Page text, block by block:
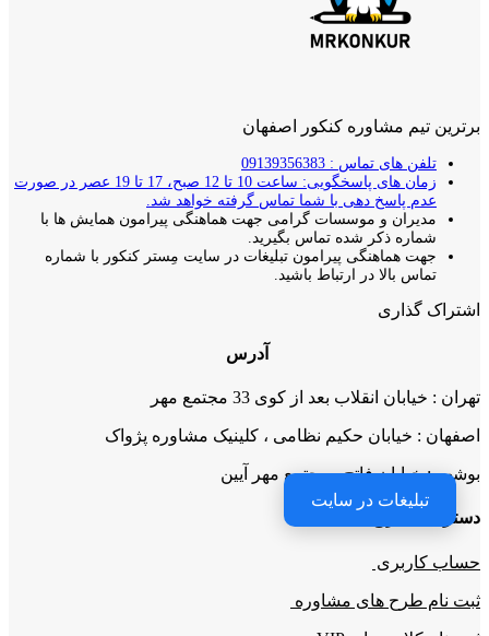
برترین تیم مشاوره کنکور اصفهان
تلفن های تماس : 09139356383
زمان های پاسخگویی: ساعت 10 تا 12 صبح، 17 تا 19 عصر در صورت
عدم پاسخ دهی با شما تماس گرفته خواهد شد.
مدیران و موسسات گرامی جهت هماهنگی پیرامون همایش ها با
شماره ذکر شده تماس بگیرید.
جهت هماهنگی پیرامون تبلیغات در سایت مِستر کنکور با شماره
تماس بالا در ارتباط باشید.
اشتراک گذاری
آدرس
تهران : خیابان انقلاب بعد از کوی 33 مجتمع مهر
اصفهان : خیابان حکیم نظامی ، کلینیک مشاوره پژواک
بوشهر : خیابان فاتح ، مجتمع مهر آیین
دسترسی سریع
حساب کاربری
ثبت نام طرح های مشاوره
تبلیغات در سایت